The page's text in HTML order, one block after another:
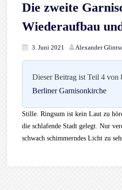
Die zweite
Wiederaufbau
3. Juni 2021 Alexander
Dieser Beitrag ist Teil 4 von
Berliner Garnisonkirche
Stille. Ringsum ist kein Laut zu
die schlafende Stadt gelegt. Nur
schwach schimmerndes Licht zu